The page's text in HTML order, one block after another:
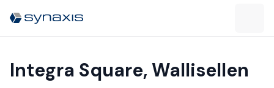
Integra Square​​​​‌ ‍ ​‍​‍‌‍ ‌ ​‍‌‍‍‌‌‍‌ ‌‍‍‌‌‍ ‍​‍​‍​ ‍‍​‍​‍‌ ​ ‌‍​‌‌‍ ‍‌‍‍‌‌ ‌​‌ ‍‌​‍ ‍‌‍‍‌‌‍ ​‍​‍​‍ ​​‍​‍‌‍‍​‌ ​‍‌‍‌‌‌‍‌‍​‍​‍​ ‍‍​‍​‍‌‍‍​‌ ‌​‌ ‌​‌ ​​​ ‍‍​‍ ​‍ ‌‍ ​‌‍ ‌‍​ ‌‍​‌‌‍ ​‌‍‍​‌‍ ‌ ​ ‌ ‌​​ ‍‍​ ​ ​ ​ ​ ​ ​ ​ ​‍ ‌‍‍‌‌‍ ‍‌ ‌​‌‍‌‌‌‍ ‍‌ ‌​​‍ ‌‍‌‌‌‍‌​‌‍‍‌‌ ‌​​‍ ‌‍ ‌‌‍ ‌‍‌​‌‍‌‌​ ‌‌ ​​‌ ​‍‌‍‌‌‌ ​ ‌‍‌‌‌‍ ‍‌ ‌​‌‍​‌‌ ‌​‌‍‍‌‌‍ ‌‍ ‍​ ‍ ‌‍‍‌‌‍‌​​ ‌​ ​‌‌‍‌‍‌‍​‍​ ‌‍‌‍​‌‌‍‌‍​ ‌‌‌‍‌‍​‍ ‌​ ‌‍​ ‌‌​ ‌‍​ ‌ ​‍ ‌​ ‌​‌‍‌​​ ​‍‌‍​‍​‍ ‌​ ‍‌​ ​‌​ ​​​ ​​​‍ ‌​ ‌‍‌‍‌‍​ ​‍​ ​​‌‍‌‍​ ​​​ ‍​​ ‍‌​ ​‌‌‍‌‍​ ​ ‌‍​ ​ ‍ ‌ ‌​‌ ‍‌‌ ​​‌‍‌‌​ ‌‌ ​​‌ ​‍‌‍ ‌‍‍‍‌‍‌‌‌‍​ ‌ ‌​​ ‍ ‌ ​​‌‍​‌‌ ‌​‌‍‍​​ ‌‌ ‌​‌‍‍‌‌ ‌​‌‍ ​‌‍‌‌​‍‌‌​ ‌‌‌​​‍‌‌ ‌‍‍ ‌‍‌‌‌ ‍‌​‍‌‌​ ​ ‌​‌​​‍‌‌​ ​ ‌​‌​​‍‌‌​ ​‍​ ​‍‌‍‌​‌‍‌‌​‍‌‌​ ​‍​ ​‍​‍‌‌​ ‌‌‌​‌​​‍ ‍‌ ‌‍‌‍​‌‌‍ ​‌ ‌‌‌‍‌‌​ ‌‍​‍‌‍​‌‌ ​ ‌‍‌‌‌‌‌‌‌ ​‍‌‍ ​​ ‌‌‍‍​‌ ‌​‌ ‌​‌ ​​​‍‌‌​ ​ ‌​​‌​‍‌‌​ ​‍‌​‌‍​‍‌‌​ ​‍‌​‌‍‌‍ ​‌‍ ‌‍​ ‌‍​‌‌‍ ​‌‍‍​‌‍ ‌ ​ ‌ ‌​​‍‌‌​ ​ ‌​​‌​ ​ ​ ​ ​ ​ ​ ​ ​‍‌‍‌‍‍‌‌‍‌​​ ‌​ ​‌‌‍‌‍‌‍​‍​ ‌‍‌‍​‌‌‍‌‍​ ‌‌‌‍‌‍​‍ ‌​ ‌‍​ ‌‌​ ‌‍​ ‌ ​‍ ‌​ ‌​‌‍‌​​ ​‍‌‍​‍​‍ ‌​ ‍‌​ ​‌​ ​​​ ​​​‍ ‌​ ‌‍‌‍‌‍​ ​‍​ ​​‌‍‌‍​ ​​​ ‍​​ ‍‌​ ​‌‌‍‌‍​ ​ ‌‍​ ​‍‌‍‌ ‌​‌ ‍‌‌ ​​‌‍‌‌​ ‌‌ ​​‌ ​‍‌‍ ‌‍‍‍‌‍‌‌‌‍​ ‌ ‌​​‍‌‍‌ ​​‌‍​‌‌ ‌​‌‍‍​​ ‌‌ ‌​‌‍‍‌‌ ‌​‌‍ ​‌‍‌‌​‍‌‌​ ‌‌‌​​‍‌‌ ‌‍‍ ‌‍‌‌‌ ‍‌​‍‌‌​ ​ ‌​‌​​‍‌‌​ ​ ‌​‌​​‍‌‌​ ​‍​ ​‍‌‍‌​‌‍‌‌​‍‌‌​ ​‍​ ​‍​‍‌‌​ ‌‌‌​‌​​‍ ‍‌ ‌‍‌‍​‌‌‍ ​‌ ‌‌‌‍‌‌​‍‌‍‌ ​​‌‍‌‌‌ ​‍‌ ​ ‌ ​​‌‍‌‌‌‍​ ‌ ‌​‌‍‍‌‌ ‌‍‌‍‌‌​ ‌‌ ​​‌ ‌‌‌‍​‍‌‍ ​‌‍‍‌‌ ​ ‌‍‍​‌‍‌‌‌‍‌​​‍​‍‌ ‌, Wallisellen​​​​‌ ‍ ​‍​‍‌‍ ‌ ​‍‌‍‍‌‌‍‌ ‌‍‍‌‌‍ ‍​‍​‍​ ‍‍​‍​‍‌ ​ ‌‍​‌‌‍ ‍‌‍‍‌‌ ‌​‌ ‍‌​‍ ‍‌‍‍‌‌‍ ​‍​‍​‍ ​​‍​‍‌‍‍​‌ ​‍‌‍‌‌‌‍‌‍​‍​‍​ ‍‍​‍​‍‌‍‍​‌ ‌​‌ ‌​‌ ​​​ ‍‍​‍ ​‍ ‌‍ ​‌‍ ‌‍​ ‌‍​‌‌‍ ​‌‍‍​‌‍ ‌ ​ ‌ ‌​​ ‍‍​ ​ ​ ​ ​ ​ ​ ​ ​‍ ‌‍‍‌‌‍ ‍‌ ‌​‌‍‌‌‌‍ ‍‌ ‌​​‍ ‌‍‌‌‌‍‌​‌‍‍‌‌ ‌​​‍ ‌‍ ‌‌‍ ‌‍‌​‌‍‌‌​ ‌‌ ​​‌ ​‍‌‍‌‌‌ ​ ‌‍‌‌‌‍ ‍‌ ‌​‌‍​‌‌ ‌​‌‍‍‌‌‍ ‌‍ ‍​ ‍ ‌‍‍‌‌‍‌​​ ‌​ ​‌‌‍‌‍‌‍​‍​ ‌‍‌‍​‌‌‍‌‍​ ‌‌‌‍‌‍​‍ ‌​ ‌‍​ ‌‌​ ‌‍​ ‌ ​‍ ‌​ ‌​‌‍‌​​ ​‍‌‍​‍​‍ ‌​ ‍‌​ ​‌​ ​​​ ​​​‍ ‌​ ‌‍‌‍‌‍​ ​‍​ ​​‌‍‌‍​ ​​​ ‍​​ ‍‌​ ​‌‌‍‌‍​ ​ ‌‍​ ​ ‍ ‌ ‌​‌ ‍‌‌ ​​‌‍‌‌​ ‌‌ ​​‌ ​‍‌‍ ‌‍‍‍‌‍‌‌‌‍​ ‌ ‌​​ ‍ ‌ ​​‌‍​‌‌ ‌​‌‍‍​​ ‌‌‍ ​‌‍ ‌‍​ ‌‍​‌‌ ‌​‌‍‍‌‌‍ ‌‍ ‍​‍‌‌​ ‌‌‌​​‍‌‌ ‌‍‍ ‌‍‌‌‌ ‍‌​‍‌‌​ ​ ‌​‌​​‍‌‌​ ​ ‌​‌​​‍‌‌​ ​‍​ ​‍‌‍‌​‌‍‌‌​‍‌‌​ ​‍​ ​‍​‍‌‌​ ‌‌‌​‌​​‍ ‍‌ ‌‍‌‍​‌‌‍ ​‌ ‌‌‌‍‌‌​ ‌‍​‍‌‍​‌‌ ​ ‌‍‌‌‌‌‌‌‌ ​‍‌‍ ​​ ‌‌‍‍​‌ ‌​‌ ‌​‌ ​​​‍‌‌​ ​ ‌​​‌​‍‌‌​ ​‍‌​‌‍​‍‌‌​ ​‍‌​‌‍‌‍ ​‌‍ ‌‍​ ‌‍​‌‌‍ ​‌‍‍​‌‍ ‌ ​ ‌ ‌​​‍‌‌​ ​ ‌​​‌​ ​ ​ ​ ​ ​ ​ ​ ​‍‌‍‌‍‍‌‌‍‌​​ ‌​ ​‌‌‍‌‍‌‍​‍​ ‌‍‌‍​‌‌‍‌‍​ ‌‌‌‍‌‍​‍ ‌​ ‌‍​ ‌‌​ ‌‍​ ‌ ​‍ ‌​ ‌​‌‍‌​​ ​‍‌‍​‍​‍ ‌​ ‍‌​ ​‌​ ​​​ ​​​‍ ‌​ ‌‍‌‍‌‍​ ​‍​ ​​‌‍‌‍​ ​​​ ‍​​ ‍‌​ ​‌‌‍‌‍​ ​ ‌‍​ ​‍‌‍‌ ‌​‌ ‍‌‌ ​​‌‍‌‌​ ‌‌ ​​‌ ​‍‌‍ ‌‍‍‍‌‍‌‌‌‍​ ‌ ‌​​‍‌‍‌ ​​‌‍​‌‌ ‌​‌‍‍​​ ‌‌‍ ​‌‍ ‌‍​ ‌‍​‌‌ ‌​‌‍‍‌‌‍ ‌‍ ‍​‍‌‌​ ‌‌‌​​‍‌‌ ‌‍‍ ‌‍‌‌‌ ‍‌​‍‌‌​ ​ ‌​‌​​‍‌‌​ ​ ‌​‌​​‍‌‌​ ​‍​ ​‍‌‍‌​‌‍‌‌​‍‌‌​ ​‍​ ​‍​‍‌‌​ ‌‌‌​‌​​‍ ‍‌ ‌‍‌‍​‌‌‍ ​‌ ‌‌‌‍‌‌​‍‌‍‌ ​​‌‍‌‌‌ ​‍‌ ​ ‌ ​​‌‍‌‌‌‍​ ‌ ‌​‌‍‍‌‌ ‌‍‌‍‌‌​ ‌‌ ​​‌ ‌‌‌‍​‍‌‍ ​‌‍‍‌‌ ​ ‌‍‍​‌‍‌‌‌‍‌​​‍​‍‌ ‌